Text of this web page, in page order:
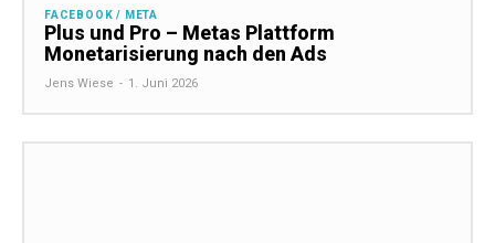
FACEBOOK / META
Plus und Pro – Metas Plattform
Monetarisierung nach den Ads
Jens Wiese - 1. Juni 2026